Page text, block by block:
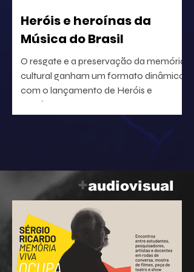
Heróis e heroínas da
Música do Brasil
O resgate e a preservação da memória
cultural ganham um formato dinâmico
com o lançamento de Heróis e
heroínas da MPB. O projeto, idealizado
pelo radialista e produtor Geraldo Leite
— integrante do grupo Rumo, nome
Baptistão, propõe uma navegação
interativa pela história da música
popular brasileira.
+audiovisual